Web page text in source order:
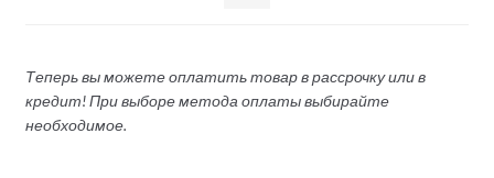
Теперь вы можете оплатить товар в рассрочку или в
кредит! При выборе метода оплаты выбирайте
необходимое.